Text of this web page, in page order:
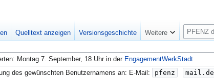
Montag 7. September, 18 Uhr in der EngagementWerkStadt
des gewünschten Benutzernamens an: E-Mail:
pfenz mail.de
Quelltext anzeigen Versionsgeschichte Weitere
S
u
c
h
e